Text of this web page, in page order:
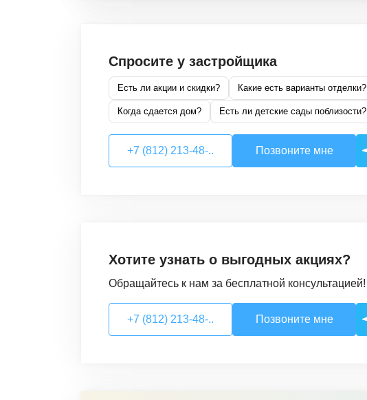
Спросите у застройщика
Есть ли акции и скидки? Какие есть варианты отделки?
Когда сдается дом? Есть ли детские сады поблизости?
+7 (812) 213-48-.. Позвоните мне
Хотите узнать о выгодных акциях?
Обращайтесь к нам за бесплатной консультацией!
+7 (812) 213-48-.. Позвоните мне